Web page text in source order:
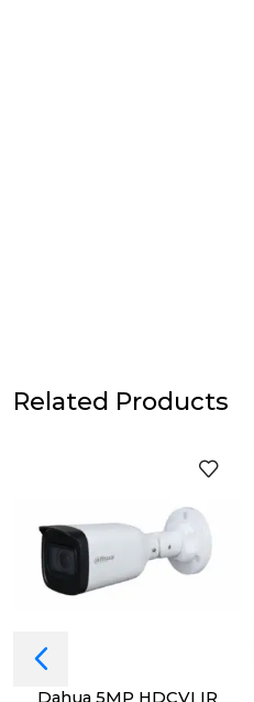
Related Products
Dahua 5MP HDCVI IR